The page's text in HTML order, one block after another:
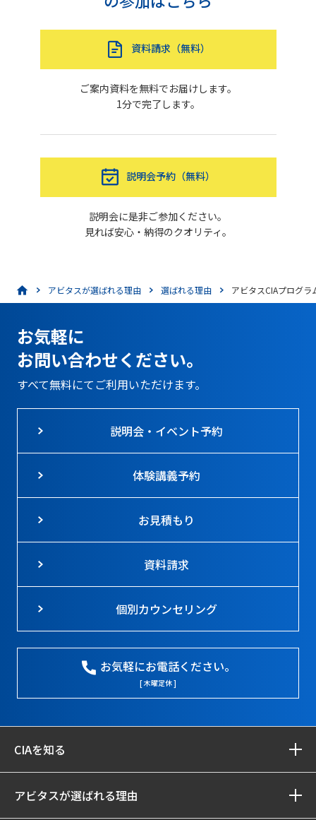
資料請求（無料）
ご案内資料を無料でお届けします。
1分で完了します。
説明会予約（無料）
説明会に是非ご参加ください。
見れば安心・納得のクオリティ。
アビタスが選ばれる理由 選ばれる理由 アビタスCIAプログ
お気軽に
お問い合わせください。
すべて無料にてご利用いただけます。
説明会・イベント予約
体験講義予約
お見積もり
資料請求
個別カウンセリング
お気軽にお電話ください。
[ 木曜定休 ]
CIAを知る
アビタスが選ばれる理由